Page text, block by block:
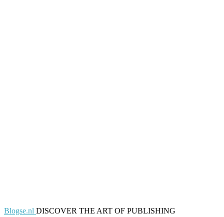
Blogse.nl DISCOVER THE ART OF PUBLISHING